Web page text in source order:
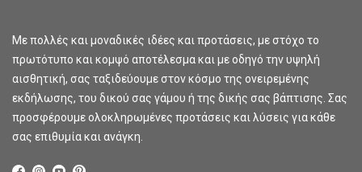
Με πολλές και μοναδικές ιδέες και προτάσεις, με στόχο το
πρωτότυπο και κομψό αποτέλεσμα και με οδηγό την υψηλή
αισθητική, σας ταξιδεύουμε στον κόσμο της ονειρεμένης
εκδήλωσης, του δικού σας γάμου ή της δικής σας βάπτισης. Σας
προσφέρουμε ολοκληρωμένες προτάσεις και λύσεις για κάθε
σας επιθυμία και ανάγκη.